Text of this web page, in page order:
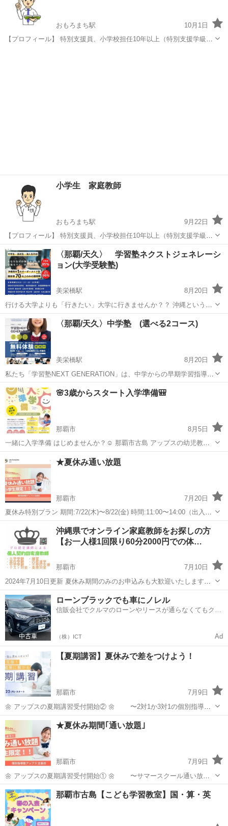
おもろまち駅
10月1日
【プロフィール】 特別支援員、小学校担任10年以上（特別支援学級担
小学生 家庭教師
おもろまち駅
9月22日
【プロフィール】 特別支援員、小学校担任10年以上（特別支援学級担
任の経験有り）。教師を辞めた現在も、子ども向けの運動教室や、子
どもたちと関わる仕事に就いています(^^) これまで培ってきた経験を
活かし、子どもの「苦手」...
沖縄 那覇市 おもろまち駅 家庭教師 プロフィール
〈那覇/天久〉 学習塾ネクストジェネレーシ
ョン(大学受験塾)
美栄橋駅
8月20日
行ける大学よりも「行きたい」大学に行きませんか？？ 沖縄という土
地でも、 自分のワクワクする将来を夢見て、 行きたい大学に進学す
る。 行けるより、行きたい方がせっかくの4年を楽しめますね。
______________...
沖縄 那覇市 美栄橋駅 塾 講座
〈那覇/天久〉中学塾 (選べる2コース)
美栄橋駅
8月20日
私たち「学習塾NEXT GENERATION」は、中学からの早期学習指導を
通じて、志望大学への進学のお手伝いをいたします。 🎓 中学部コー
スの特長 ①大学受験を見据えた個別指導: 中学生のうちから、大学受
験専門のノウハウ...
沖縄 那覇市 美栄橋駅 無料
🌸3歳からスタート入学準備🎒
那覇市
8月5日
一緒に入学準備 はじめませんか？☺️ 那覇市古島 アップスの幼児教室
✏️𓂃 𓈒𓏸 ３歳から就学前のお子様対象です🌸 夏から秋にかけて入学準
備をスタートする方が多く、小学校入学前にひらがなの読み書きがで
きる子は半数以上と...
塾 ひらがな
★夏休み通い放題
那覇市
7月20日
夏休み特別プラン 期間:7/22(木)〜8/22(金) 時間:11:00〜14:00（出入自
由・最大3時間受講可能） 内容:国語と算数の復習・予習、つまずきや
苦手克服、夏休みの宿題 ※こちらのコースはプリントでの学...
那覇市 塾 夏休み
沖縄県でオンライン家庭教師をお探しの方
【お一人様1回限り60分2000円での体…
那覇市
7月10日
2024年7月10日更新 夏休み期間のみのお申込みも大歓迎いたします🎵
【重要】 ストアカ経由でのお申し込みの場合はシステム利用手数料が
かかるため、個人ホームページやジモティ経由でのお申し込みよりも
高い料金設定となってお...
沖縄 那覇市 個人
ローンブラックでも車にノレル
信販会社でクルマのローンやリースが通らなくてもクル
（株）ICT Ad
【夏期講習】夏休みで差をつけよう！
那覇市
7月9日
🌼 アップスの夏期講習受付開始② 🌼 〜2対1か3対1の個別指導〜
元教員と楽しく勉強しよう～❁⃘ こちらの夏期講習は個別指導です！
講師1人につき生徒は3人までの個別対応となります。 映像授業もつい
ているので、学...
沖縄 受験 夏休み
★夏休み期間｢通い放題｣
那覇市
7月9日
🌼 アップスの夏期講習受付開始① 🌼 〜サマースクール通い放
題〜 生活リズムが崩れやすい夏休み！ ぜひアップスの夏期講習を利用
して、生活リズムも整えながら夏休みを有効的に楽しみましょう🙌🌼
学期・学年の復習予習はもち...
沖縄 那覇市 塾 夏休み
那覇市古島【こども学習教室】国・算・英